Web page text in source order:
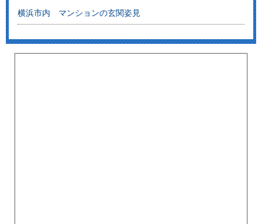
横浜市内 マンションの玄関姿見